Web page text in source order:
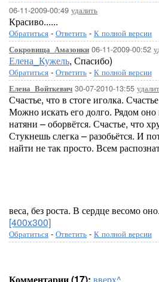
06-11-2009-00:49 удалить
Красиво......
Обратиться - Ответить - К полной версии
Сокровища_Амазонки 06-11-2009-00:52
Елена_Кужель, Спасибо)
Обратиться - Ответить - К полной версии
Елена_Войткевич 30-07-2010-13:55
Счастье, что в стоге иголка.
Можно искать его долго. Рядом
натяни – оборвётся. Счастье, что
Стукнешь слегка – разобьётся. И
найти не так просто. Всем
веса, без роста. В сердце весомо оно.
[400x300]
Обратиться - Ответить - К полной версии